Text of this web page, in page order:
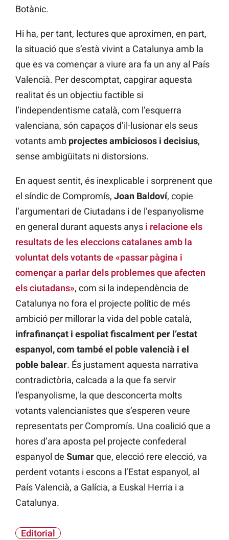
Botànic.
Hi ha, per tant, lectures que aproximen, en part,
la situació que s’està vivint a Catalunya amb la
que es va començar a viure ara fa un any al País
Valencià. Per descomptat, capgirar aquesta
realitat és un objectiu factible si
l’independentisme català, com l’esquerra
valenciana, són capaços d’il·lusionar els seus
votants amb projectes ambiciosos i decisius,
sense ambigüitats ni distorsions.
En aquest sentit, és inexplicable i sorprenent que
el síndic de Compromís, Joan Baldoví, copie
l’argumentari de Ciutadans i de l’espanyolisme
en general durant aquests anys i relacione els
resultats de les eleccions catalanes amb la
voluntat dels votants de «passar pàgina i
començar a parlar dels problemes que afecten
els ciutadans», com si la independència de
Catalunya no fora el projecte polític de més
ambició per millorar la vida del poble català,
infrafinançat i espoliat fiscalment per l’estat
espanyol, com també el poble valencià i el
poble balear. És justament aquesta narrativa
contradictòria, calcada a la que fa servir
l’espanyolisme, la que desconcerta molts
votants valencianistes que s’esperen veure
representats per Compromís. Una coalició que a
hores d’ara aposta pel projecte confederal
espanyol de Sumarque, elecció rere elecció, va
perdent votants i escons a l’Estat espanyol, al
País Valencià, a Galícia, a Euskal Herria i a
Catalunya.
Editorial